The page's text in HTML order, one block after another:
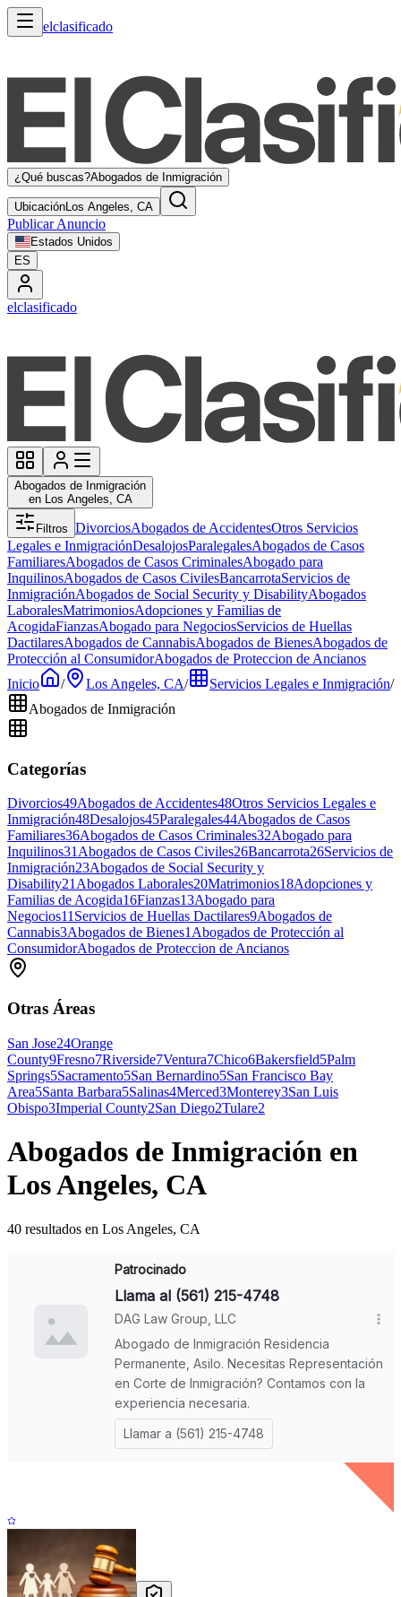
elclasificado
¿Qué buscas?Abogados de Inmigración
UbicaciónLos Angeles, CA
Publicar Anuncio
Estados Unidos
ES
elclasificado
Abogados de Inmigración
en Los Angeles, CA
Filtros DivorciosAbogados de AccidentesOtros Servicios
Legales e InmigraciónDesalojosParalegalesAbogados de Casos
FamiliaresAbogados de Casos CriminalesAbogado para
InquilinosAbogados de Casos CivilesBancarrotaServicios de
InmigraciónAbogados de Social Security y DisabilityAbogados
LaboralesMatrimoniosAdopciones y Familias de
AcogidaFianzasAbogado para NegociosServicios de Huellas
DactilaresAbogados de CannabisAbogados de BienesAbogados de
Protección al ConsumidorAbogados de Proteccion de Ancianos
Inicio
/ Los Angeles, CA/ Servicios Legales e Inmigración/
Abogados de Inmigración
Categorías
Divorcios49Abogados de Accidentes48Otros Servicios Legales e
Inmigración48Desalojos45Paralegales44Abogados de Casos
Familiares36Abogados de Casos Criminales32Abogado para
Inquilinos31Abogados de Casos Civiles26Bancarrota26Servicios de
Inmigración23Abogados de Social Security y
Disability21Abogados Laborales20Matrimonios18Adopciones y
Familias de Acogida16Fianzas13Abogado para
Negocios11Servicios de Huellas Dactilares9Abogados de
Cannabis3Abogados de Bienes1Abogados de Protección al
ConsumidorAbogados de Proteccion de Ancianos
Otras Áreas
San Jose24Orange
County9Fresno7Riverside7Ventura7Chico6Bakersfield5Palm
Springs5Sacramento5San Bernardino5San Francisco Bay
Area5Santa Barbara5Salinas4Merced3Monterey3San Luis
Obispo3Imperial County2San Diego2Tulare2
Abogados de Inmigración en
Los Angeles, CA
40 resultados en Los Angeles, CA